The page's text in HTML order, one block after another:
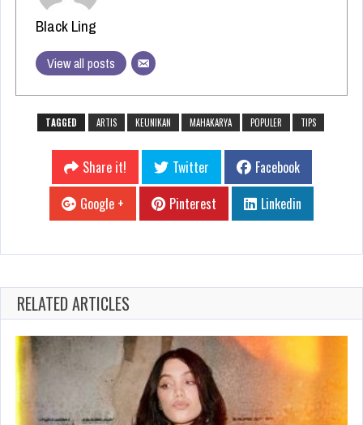
Black Ling
View all posts
TAGGED ARTIS KEUNIKAN MAHAKARYA POPULER TIPS
Share it! Twitter
Facebook
Google +
Pinterest Linkedin
RELATED ARTICLES